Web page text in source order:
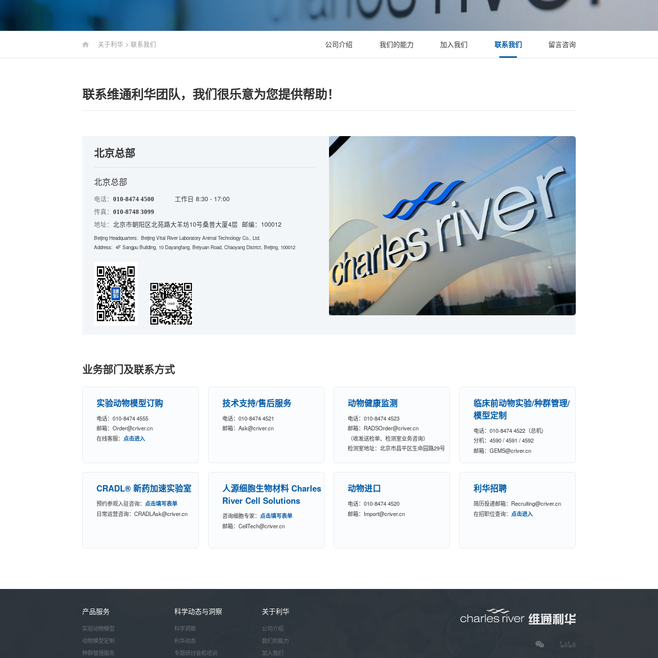
关于利华 > 联系我们 公司介绍 我们的能力 加入我们 联系我们 留言咨询
联系维通利华团队，我们很乐意为您提供帮助！
北京总部
北京总部
电话：010-8474 4500
工作日 8:30 - 17:00
传真：010-8748 3099
地址：北京市朝阳区北苑路大羊坊10号桑普大厦4层 邮编：100012
Beijing Headquarters: Beijing Vital River Laboratory Animal Technology Co., Ltd.
Address: 4F Sangpu Building, 10 Dayangfang, Beiyuan Road, Chaoyang District, Beijing, 100012
业务部门及联系方式
实验动物模型订购
电话：010-8474 4555
邮箱：Order@criver.cn
在线客服： 点击进入
技术支持/售后服务
电话：010-8474 4521
邮箱：Ask@criver.cn
动物健康监测
电话：010-8474 4523
邮箱：RADSOrder@criver.cn
（收发送检单、检测室业务咨询）
检测室地址：北京市昌平区生命园路29号
临床前动物实验/种群管理/
模型定制
电话：010-8474 4522（总机)
分机：4590 / 4591 / 4592
邮箱： GEMS@criver.cn
CRADL® 新药加速实验室
预约参观入驻咨询： 点击填写表单
日常运营咨询： CRADLAsk@criver.cn
人源细胞生物材料 Charles
River Cell Solutions
咨询细胞专家： 点击填写表单
邮箱：CellTech@criver.cn
动物进口
电话：010-8474 4520
邮箱：Import@criver.cn
利华招聘
简历投递邮箱：Recruiting@criver.cn
在招职位查询： 点击进入
产品服务
实验动物模型
动物模型定制
种群管理服务
科学动态与洞察
科学洞察
利华动态
专题研讨会和培训
关于利华
公司介绍
我们的能力
加入我们